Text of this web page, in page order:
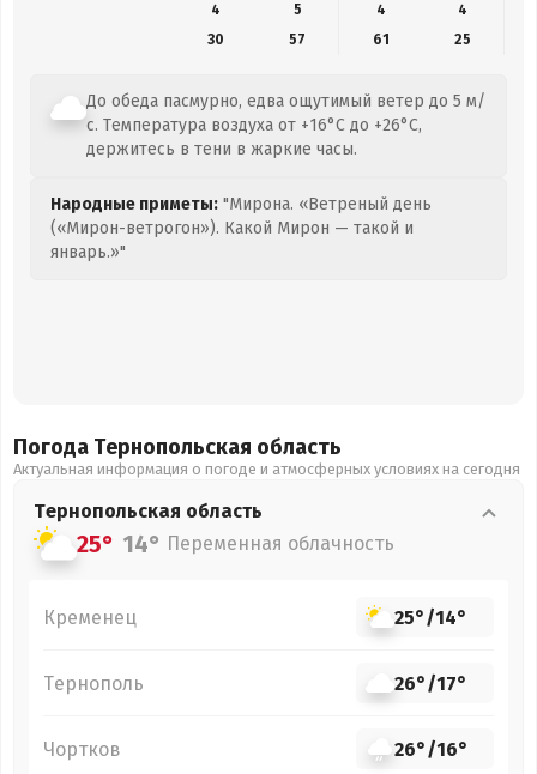
4
5 4
4
30
57 61 25
До обеда пасмурно, едва ощутимый ветер до 5 м/
с. Температура воздуха от +16°C до +26°C,
держитесь в тени в жаркие часы.
Народные приметы: "Мирона. «Ветреный день
(«Мирон-ветрогон»). Какой Мирон — такой и
январь.»"
Погода Тернопольская область
Актуальная информация о погоде и атмосферных условиях на сегодня
Тернопольская область
25° 14° Переменная облачность
Кременец 25°/14°
Тернополь 26°/17°
Чортков 26°/16°